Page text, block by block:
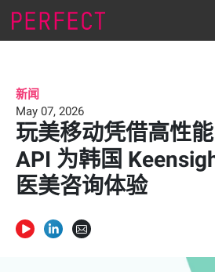
新闻
May 07, 2026
玩美移动凭借高性
API 为韩国
医美咨询体验